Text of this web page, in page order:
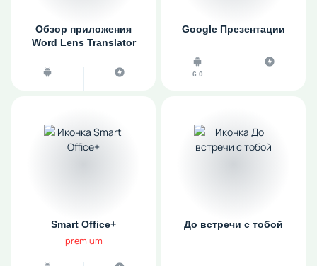
Обзор приложения
Word Lens Translator
Google Презентации
6.0
Smart Office+
premium
До встречи с тобой